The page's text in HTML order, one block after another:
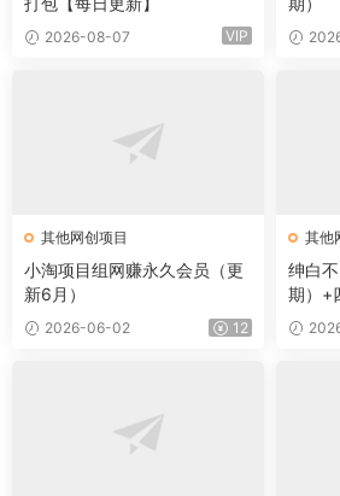
2026-08-07 VIP
其他网创项目
小淘项目组网赚永久会员（更
新6月）
2026-06-02 12
其他
绅白
期）+